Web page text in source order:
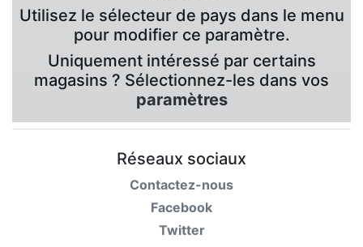
Utilisez le sélecteur de pays dans le menu
pour modifier ce paramètre.
Uniquement intéressé par certains
magasins ? Sélectionnez-les dans vos
paramètres
Réseaux sociaux
Contactez-nous
Facebook
Twitter